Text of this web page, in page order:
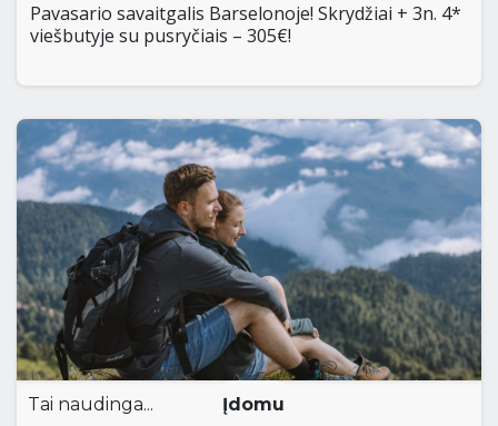
Pavasario savaitgalis Barselonoje! Skrydžiai + 3n. 4*
viešbutyje su pusryčiais – 305€!
Įdomu
Tai naudinga...